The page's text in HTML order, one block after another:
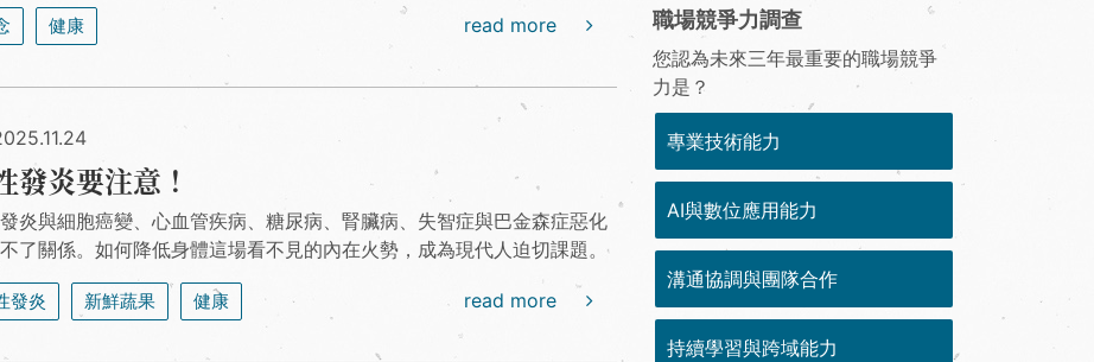
健康 read more
發炎要注意！
炎與細胞癌變、心血管疾病、糖尿病、腎臟病、失智症與巴金森症惡化
了關係。如何降低身體這場看不見的內在火勢，成為現代人迫切課題。
發炎 新鮮蔬果 健康 read more
職場競爭力調查
您認為未來三年最重要的職場競爭
力是？
專業技術能力
AI與數位應用能力
溝通協調與團隊合作
持續學習與跨域能力